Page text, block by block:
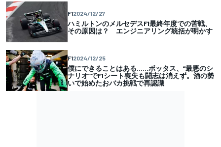
F12024/12/27
ハミルトンのメルセデスF1最終年度での苦戦、
その原因は？ エンジニアリング統括が明かす
F12024/12/25
僕にできることはある……ボッタス、“最悪のシ
ナリオ”でF1シート喪失も闘志は消えず。酒の勢
いで始めたおバカ挑戦で再認識